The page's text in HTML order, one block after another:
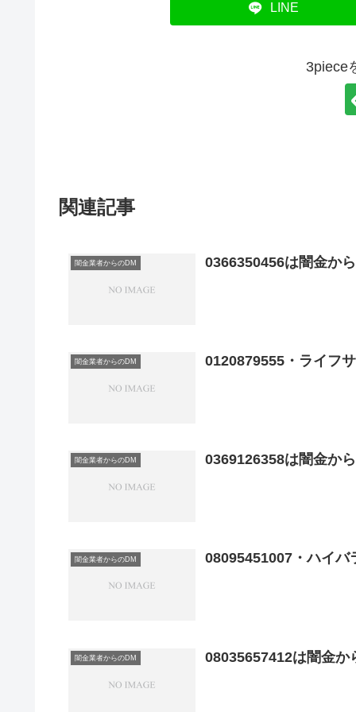
LINE
3piece
関連記事
闇金業者からのDM 0366350456は闇金から
闇金業者からのDM 0120879555・ライフ
闇金業者からのDM 0369126358は闇金から
闇金業者からのDM 08095451007・ハイバ
闇金業者からのDM 08035657412は闇金か